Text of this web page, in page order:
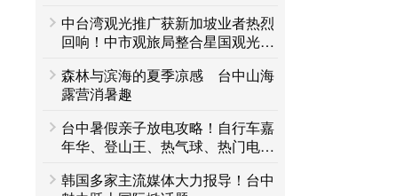
中台湾观光推广获新加坡业者热烈
回响！中市观旅局整合星国观光资
森林与滨海的夏季凉感 台中山海
露营消暑趣
台中暑假亲子放电攻略！自行车嘉
年华、登山王、热气球、热门电影
韩国多家主流媒体大力报导！台中